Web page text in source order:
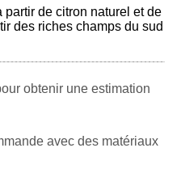
partir de citron naturel et de
des riches champs du sud
obtenir une estimation
avec des matériaux